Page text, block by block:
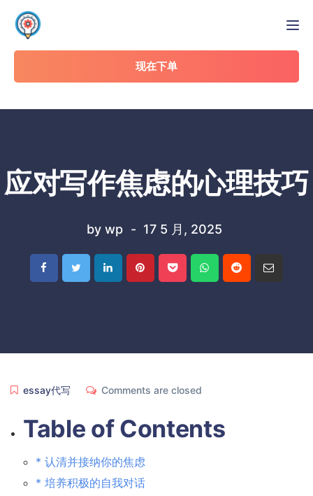
现在下单
应对写作焦虑的心理技巧
by wp 17 5 月, 2025
essay代写 Comments are closed
Table of Contents
* 认清并接纳你的焦虑
* 培养积极的自我对话